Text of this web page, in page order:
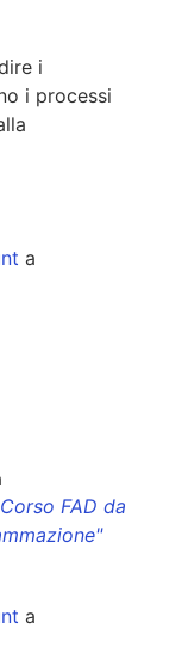
i
i processi
a
FAD da
a